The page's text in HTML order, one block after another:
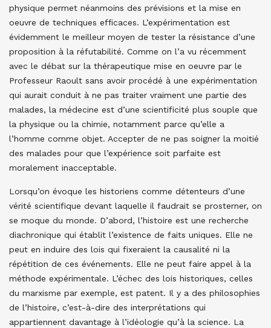
physique permet néanmoins des prévisions et la mise en
oeuvre de techniques efficaces. L’expérimentation est
évidemment le meilleur moyen de tester la résistance d’une
proposition à la réfutabilité. Comme on l’a vu récemment
avec le débat sur la thérapeutique mise en oeuvre par le
Professeur Raoult sans avoir procédé à une expérimentation
qui aurait conduit à ne pas traiter vraiment une partie des
malades, la médecine est d’une scientificité plus souple que
la physique ou la chimie, notamment parce qu’elle a
l’homme comme objet. Accepter de ne pas soigner la moitié
des malades pour que l’expérience soit parfaite est
moralement inacceptable.
Lorsqu’on évoque les historiens comme détenteurs d’une
vérité scientifique devant laquelle il faudrait se prosterner, on
se moque du monde. D’abord, l’histoire est une recherche
diachronique qui établit l’existence de faits uniques. Elle ne
peut en induire des lois qui fixeraient la causalité ni la
répétition de ces événements. Elle ne peut faire appel à la
méthode expérimentale. L’échec des lois historiques, celles
du marxisme par exemple, est patent. Il y a des philosophies
de l’histoire, c’est-à-dire des interprétations qui
appartiennent davantage à l’idéologie qu’à la science. La